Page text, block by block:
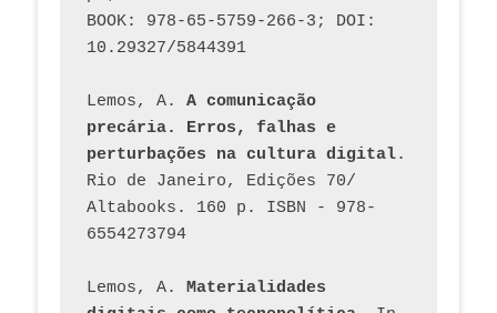
BOOK: 978-65-5759-266-3; DOI:
10.29327/5844391
Lemos, A. A comunicação
precária. Erros, falhas e
perturbações na cultura digital.
Rio de Janeiro, Edições 70/
Altabooks. 160 p. ISBN - 978-
6554273794
Lemos, A. Materialidades